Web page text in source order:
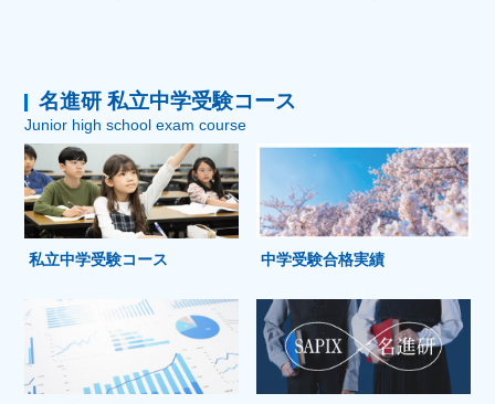
名進研 私立中学受験コース
Junior high school exam course
私立中学受験コース 中学受験合格実績